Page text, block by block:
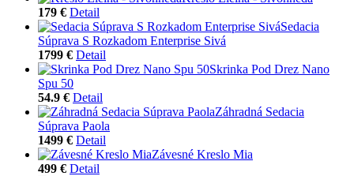
179 € Detail
Sedacia
Súprava S Rozkadom Enterprise Sivá
1799 € Detail
Skrinka Pod Drez Nano
Spu 50
54.9 € Detail
Záhradná Sedacia
Súprava Paola
1499 € Detail
Závesné Kreslo Mia
499 € Detail